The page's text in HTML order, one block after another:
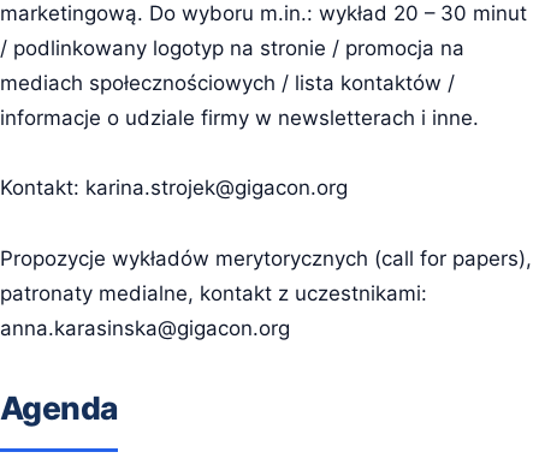
marketingową. Do wyboru m.in.: wykład 20 – 30 minut
/ podlinkowany logotyp na stronie / promocja na
mediach społecznościowych / lista kontaktów /
informacje o udziale firmy w newsletterach i inne.
Kontakt: karina.strojek@gigacon.org
Propozycje wykładów merytorycznych (call for papers),
patronaty medialne, kontakt z uczestnikami:
anna.karasinska@gigacon.org
Agenda